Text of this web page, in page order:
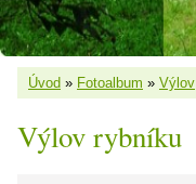
Úvod » Fotoalbum » Výlov
Výlov rybníku